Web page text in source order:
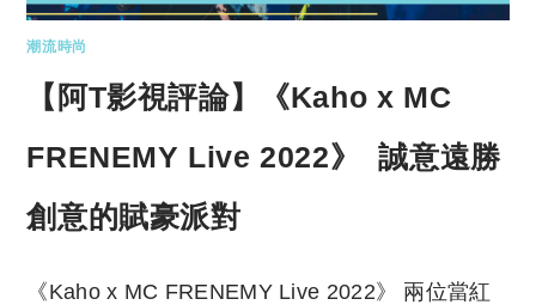
潮流時尚
【阿T影視評論】《Kaho x MC
FRENEMY Live 2022》 誠意遠勝
創意的賦豪派對
《Kaho x MC FRENEMY Live 2022》 兩位當紅